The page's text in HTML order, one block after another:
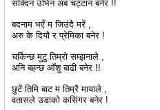
सक्दिन उभिन अब चट्टान बनेर !!
बदनाम भएँ म जिउंदै मरें ,
अरु के दियौ र प्रेमिका बनेर !
चर्किन्छ मुटु तिम्रो सम्झनाले ,
अनि बहन्छ आँशु बाढी बनेर !!
छुटें तिमि बाट म तिम्रै मायाले ,
वतासले उडाको कसिंगर बनेर !